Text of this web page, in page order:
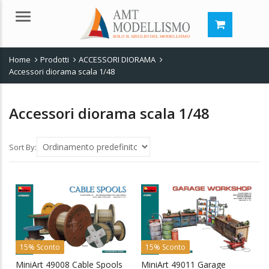
Menu
Home Prodotti
ACCESSORI DIORAMA
Accessori diorama scala 1/48
Accessori diorama scala 1/48
Sort By:
15% Sconto
MiniArt 49008 Cable Spools
15% Sconto
MiniArt 49011 Garage